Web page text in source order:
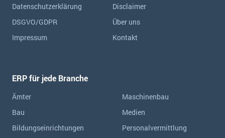
Datenschutzerklärung
Disclaimer
DSGVO/GDPR
Über uns
Impressum
Kontakt
ERP für jede Branche
Ämter
Bau
Bildungseinrichtungen
Maschinenbau
Medien
Personalvermittlung